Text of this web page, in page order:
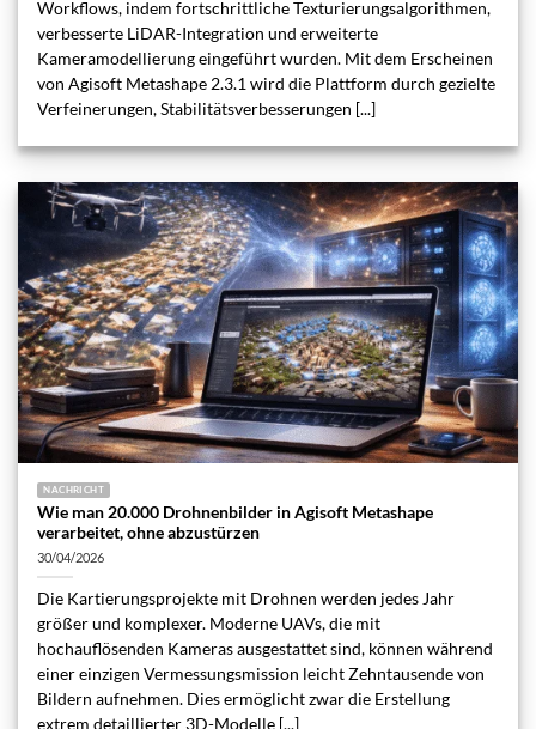
Workflows, indem fortschrittliche Texturierungsalgorithmen,
verbesserte LiDAR-Integration und erweiterte
Kameramodellierung eingeführt wurden. Mit dem Erscheinen
von Agisoft Metashape 2.3.1 wird die Plattform durch gezielte
Verfeinerungen, Stabilitätsverbesserungen [...]
NACHRICHT
Wie man 20.000 Drohnenbilder in Agisoft Metashape
verarbeitet, ohne abzustürzen
30/04/2026
Die Kartierungsprojekte mit Drohnen werden jedes Jahr
größer und komplexer. Moderne UAVs, die mit
hochauflösenden Kameras ausgestattet sind, können während
einer einzigen Vermessungsmission leicht Zehntausende von
Bildern aufnehmen. Dies ermöglicht zwar die Erstellung
extrem detaillierter 3D-Modelle [...]